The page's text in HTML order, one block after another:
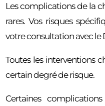
Les complications de la
rares. Vos risques
votre consultation avec le
Toutes les interventions
certain degré de risque.
Certaines